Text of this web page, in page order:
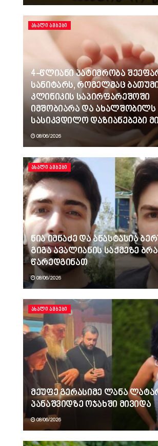
ᲐᲮᲐᲚᲘ ᲐᲛᲑᲔᲑᲘ
4-წლიანი პატიმრობა
სანიტარს, რომელმაც
კლინიკის საპირფარეშოში
იმშობიარა და ახალშობილს
სასიკვდილო დაზიანებები
08/06/2026
ᲐᲮᲐᲚᲘ ᲐᲛᲑᲔᲑᲘ
ნია იმნაძე და ანასტასია
გიგა ავალიანის საქმეზე
წარედგინათ
08/06/2026
ᲐᲮᲐᲚᲘ ᲐᲛᲑᲔᲑᲘ
მეუფე გერასიმე ლანა
პანაშვიდზე ოჯახში მივიდა
08/06/2026